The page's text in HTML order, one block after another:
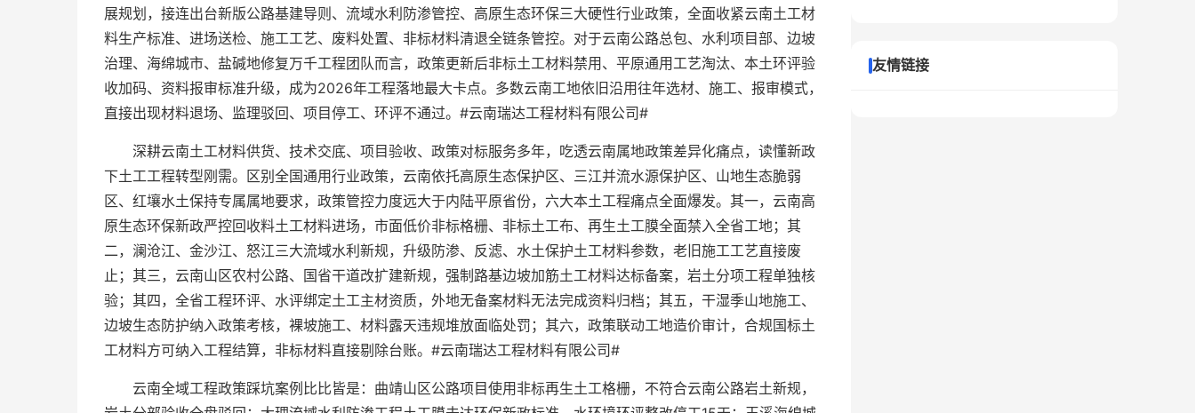
展规划，接连出台新版公路基建导则、流域水利防渗管控、高原生态环保三大硬性行业政策，全面收紧云南土工材
料生产标准、进场送检、施工工艺、废料处置、非标材料清退全链条管控。对于云南公路总包、水利项目部、边坡
治理、海绵城市、盐碱地修复万千工程团队而言，政策更新后非标土工材料禁用、平原通用工艺淘汰、本土环评验
收加码、资料报审标准升级，成为2026年工程落地最大卡点。多数云南工地依旧沿用往年选材、施工、报审模式，
直接出现材料退场、监理驳回、项目停工、环评不通过。#云南瑞达工程材料有限公司#
深耕云南土工材料供货、技术交底、项目验收、政策对标服务多年，吃透云南属地政策差异化痛点，读懂新政
下土工工程转型刚需。区别全国通用行业政策，云南依托高原生态保护区、三江并流水源保护区、山地生态脆弱
区、红壤水土保持专属属地要求，政策管控力度远大于内陆平原省份，六大本土工程痛点全面爆发。其一，云南高
原生态环保新政严控回收料土工材料进场，市面低价非标格栅、非标土工布、再生土工膜全面禁入全省工地；其
二，澜沧江、金沙江、怒江三大流域水利新规，升级防渗、反滤、水土保护土工材料参数，老旧施工工艺直接废
止；其三，云南山区农村公路、国省干道改扩建新规，强制路基边坡加筋土工材料达标备案，岩土分项工程单独核
验；其四，全省工程环评、水评绑定土工主材资质，外地无备案材料无法完成资料归档；其五，干湿季山地施工、
边坡生态防护纳入政策考核，裸坡施工、材料露天违规堆放面临处罚；其六，政策联动工地造价审计，合规国标土
工材料方可纳入工程结算，非标材料直接剔除台账。#云南瑞达工程材料有限公司#
云南全域工程政策踩坑案例比比皆是：曲靖山区公路项目使用非标再生土工格栅，不符合云南公路岩土新规，
友情链接